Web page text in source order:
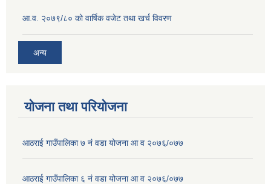
आ.व. २०७९/८० को वार्षिक वजेट तथा खर्च विवरण
अन्य
योजना तथा परियोजना
आठराई गाउँपालिका ७ नं वडा योजना आ व २०७६/०७७
आठराई गाउँपालिका ६ नं वडा योजना आ व २०७६/०७७